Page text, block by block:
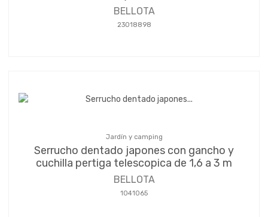
BELLOTA
23018898
Jardín y camping
Serrucho dentado japones con gancho y
cuchilla pertiga telescopica de 1,6 a 3 m
BELLOTA
1041065